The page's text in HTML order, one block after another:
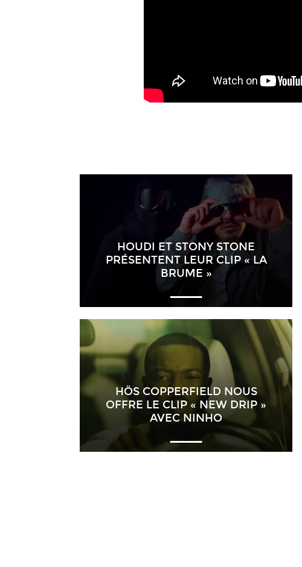
HOUDI ET STONY STONE
PRÉSENTENT LEUR CLIP « LA
BRUME »
HÖS COPPERFIELD NOUS
OFFRE LE CLIP « NEW DRIP »
AVEC NINHO